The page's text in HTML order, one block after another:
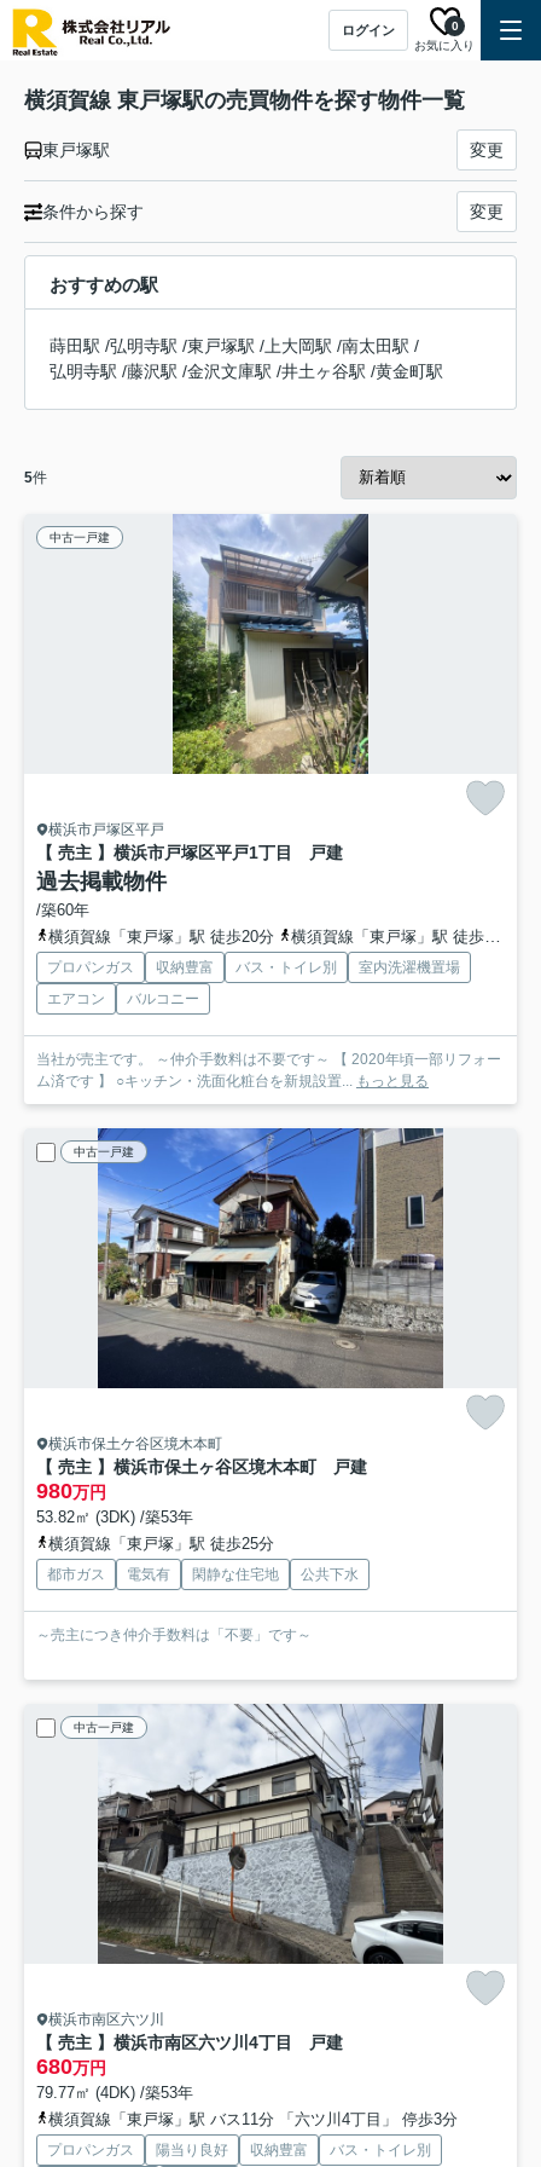
ログイン
お気に入り
0
横須賀線 東戸塚駅の売買物件を探す物件一覧
東戸塚駅 変更
条件から探す 変更
おすすめの駅
蒔田駅 /弘明寺駅 /東戸塚駅 / 上大岡駅 /南太田駅 /
弘明寺駅 /藤沢駅 /金沢文庫駅 /井土ヶ谷駅 /黄金町駅
5件
中古一戸建
横浜市戸塚区平戸
【 売主 】横浜市戸塚区平戸1丁目 戸建
過去掲載物件
/築60年
横須賀線「東戸塚」駅 徒歩20分
横須賀線「東戸塚」駅 徒歩2分
プロパンガス 収納豊富 バス・トイレ別
室内洗濯機置場
エアコン
バルコニー
当社が売主です。 ～仲介手数料は不要です～ 【 2020年頃一部リフォー
ム済です 】 ○キッチン・洗面化粧台を新規設置... もっと見る
中古一戸建
横浜市保土ケ谷区境木本町
【 売主 】横浜市保土ヶ谷区境木本町 戸建
980万円
53.82㎡ (3DK) /築53年
横須賀線「東戸塚」駅 徒歩25分
都市ガス 電気有 閑静な住宅地 公共下水
～売主につき仲介手数料は「不要」です～
中古一戸建
横浜市南区六ツ川
【 売主 】横浜市南区六ツ川4丁目 戸建
680万円
79.77㎡ (4DK) /築53年
横須賀線「東戸塚」駅 バス11分 「六ツ川4丁目」 停歩3分
プロパンガス 陽当り良好 収納豊富 バス・トイレ別